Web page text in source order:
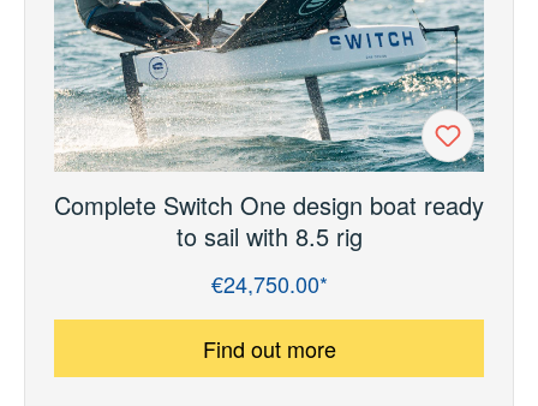
Complete Switch One design boat ready
to sail with 8.5 rig
€24,750.00*
Find out more